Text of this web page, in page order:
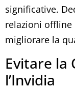
significative.
relazioni offline
migliorare la
Evitare la
l’Invidia